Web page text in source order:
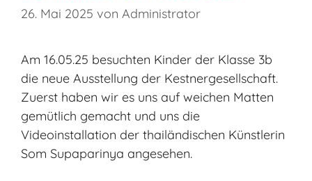
26. Mai 2025 von Administrator
Am 16.05.25 besuchten Kinder der Klasse 3b
die neue Ausstellung der Kestnergesellschaft.
Zuerst haben wir es uns auf weichen Matten
gemütlich gemacht und uns die
Videoinstallation der thailändischen Künstlerin
Som Supaparinya angesehen.